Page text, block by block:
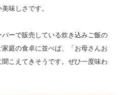
味しさです。
パーで販売している炊き込みご飯の
庭の食卓に並べば、「お母さんお
こえてきそうです。ぜひ一度味わ